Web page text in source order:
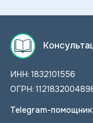
ИНН: 1832101556
ОГРН:
Telegram-